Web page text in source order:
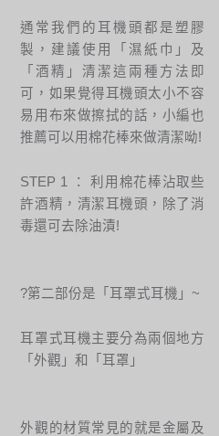
通常我們的耳機頭都是塑膠
製，建議使用「濕紙巾」及
「酒精」清潔這兩種方法即
可，如果覺得耳機頭太小不容
易用布來做擦拭的話，小編也
推薦可以用棉花棒來做清潔呦!
STEP 1 ： 利用棉花棒沾取些
許酒精，清潔耳機頭，除了消
毒還可去除油漬!
?第二部份是「耳罩式耳機」~
耳罩式耳機主要分為兩個地方
「外觀」和「耳罩」
外觀的材質常見的就是金屬及